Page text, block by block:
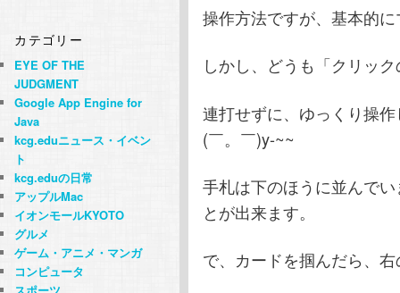
操作方法ですが、基本的
しかし、どうも「クリッ
連打せずに、ゆっくり操
(￣。￣)y-~~
手札は下のほうに並んで
とが出来ます。
で、カードを掴んだら、
カテゴリー
EYE OF THE
JUDGMENT
Google App Engine for
Java
kcg.eduニュース・イベン
ト
kcg.eduの日常
アップルMac
イオンモールKYOTO
グルメ
ゲーム・アニメ・マンガ
コンピュータ